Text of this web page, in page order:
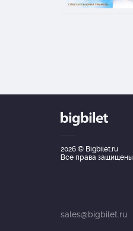
2026 © Bigbilet.ru
Все права защищены
sales@bigbilet.ru